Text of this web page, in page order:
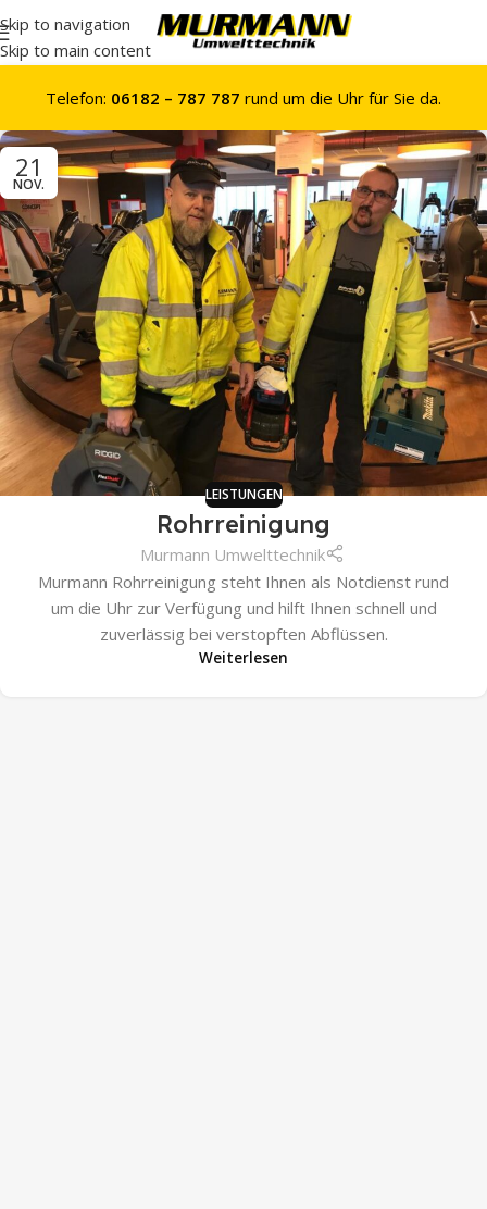
Skip to navigation
Skip to main content
Telefon: 06182 – 787 787 rund um die Uhr für Sie da.
21
NOV.
LEISTUNGEN
Rohrreinigung
Murmann Umwelttechnik
Murmann Rohrreinigung steht Ihnen als Notdienst rund
um die Uhr zur Verfügung und hilft Ihnen schnell und
zuverlässig bei verstopften Abflüssen.
Weiterlesen